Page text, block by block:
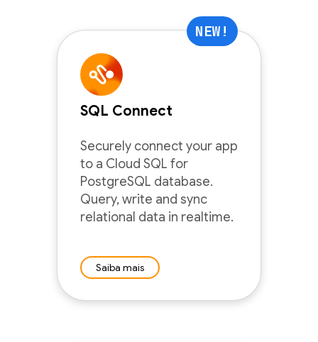
NEW!
SQL Connect
Securely connect your app
to a Cloud SQL for
PostgreSQL database.
Query, write and sync
relational data in realtime.
Saiba mais